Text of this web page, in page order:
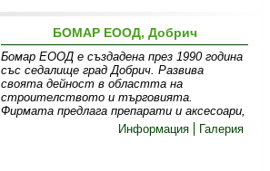
БОМАР ЕООД, Добрич
Бомар ЕООД е създадена през 1990 година
със седалище град Добрич. Развива
своята дейност в областта на
строителството и търговията.
Фирмата предлага препарати и аксесоари,
Информация
Галерия